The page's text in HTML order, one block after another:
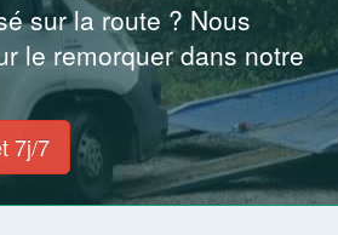
sur la route ? Nous
le remorquer dans notre
7j/7